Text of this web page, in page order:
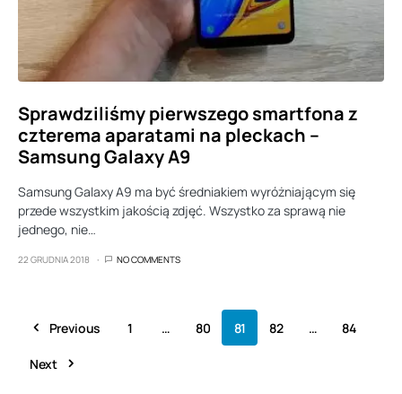
Sprawdziliśmy pierwszego smartfona z
czterema aparatami na pleckach –
Samsung Galaxy A9
Samsung Galaxy A9 ma być średniakiem wyróżniającym się
przede wszystkim jakością zdjęć. Wszystko za sprawą nie
jednego, nie…
22 GRUDNIA 2018 NO COMMENTS
Previous 1 … 80 81 82 … 84
Next